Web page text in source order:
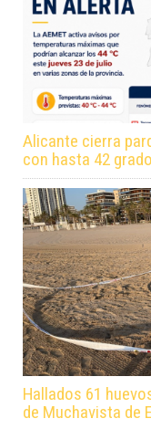
Alicante cierra
con hasta 42
Hallados 61
de Muchavista de